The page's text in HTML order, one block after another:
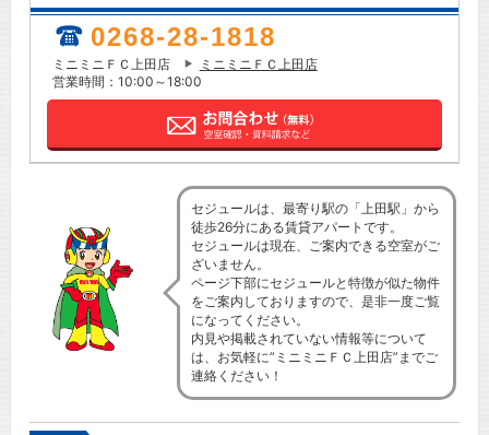
0268-28-1818
ミニミニＦＣ上田店
ミニミニＦＣ上田店
営業時間：10:00～18:00
セジュールは、最寄り駅の「上田駅」から
徒歩26分にある賃貸アパートです。
セジュールは現在、ご案内できる空室がご
ざいません。
ページ下部にセジュールと特徴が似た物件
をご案内しておりますので、是非一度ご覧
になってください。
内見や掲載されていない情報等について
は、お気軽に”ミニミニＦＣ上田店”までご
連絡ください！